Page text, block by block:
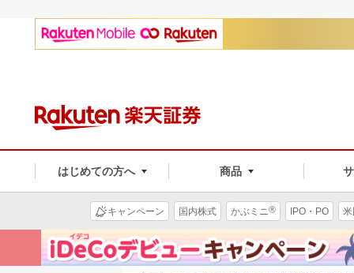
はじめての方へ 商品
キャンペーン 国内株式 かぶミニ® IPO・PO